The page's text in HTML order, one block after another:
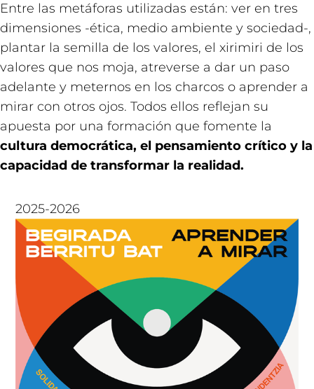
Entre las metáforas utilizadas están: ver en tres
dimensiones -ética, medio ambiente y sociedad-,
plantar la semilla de los valores, el xirimiri de los
valores que nos moja, atreverse a dar un paso
adelante y meternos en los charcos o aprender a
mirar con otros ojos. Todos ellos reflejan su
apuesta por una formación que fomente la
cultura democrática, el pensamiento crítico y la
capacidad de transformar la realidad.
2025-2026